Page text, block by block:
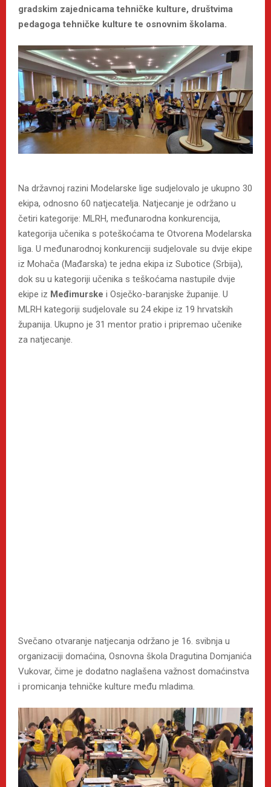
gradskim zajednicama tehničke kulture, društvima
pedagoga tehničke kulture te osnovnim školama.
Na državnoj razini Modelarske lige sudjelovalo je ukupno 30
ekipa, odnosno 60 natjecatelja. Natjecanje je održano u
četiri kategorije: MLRH, međunarodna konkurencija,
kategorija učenika s poteškoćama te Otvorena Modelarska
liga. U međunarodnoj konkurenciji sudjelovale su dvije ekipe
iz Mohača (Mađarska) te jedna ekipa iz Subotice (Srbija),
dok su u kategoriji učenika s teškoćama nastupile dvije
ekipe iz Međimurske i Osječko-baranjske županije. U
MLRH kategoriji sudjelovale su 24 ekipe iz 19 hrvatskih
županija. Ukupno je 31 mentor pratio i pripremao učenike
za natjecanje.
Svečano otvaranje natjecanja održano je 16. svibnja u
organizaciji domaćina, Osnovna škola Dragutina Domjanića
Vukovar, čime je dodatno naglašena važnost domaćinstva
i promicanja tehničke kulture među mladima.